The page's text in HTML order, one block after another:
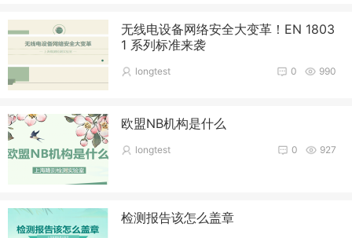
无线电设备网络安全大变革！EN 1803
1 系列标准来袭
990
0
longtest
欧盟NB机构是什么
927
0
longtest
检测报告该怎么盖章